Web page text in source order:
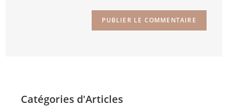
Catégories d'Articles